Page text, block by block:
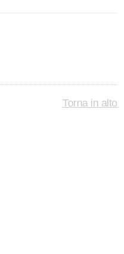
Torna in alto